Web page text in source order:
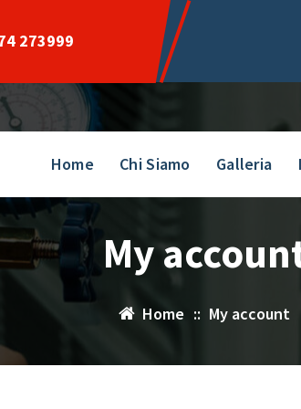
273999
Home Chi Siamo Galleria
My
Home :: My account